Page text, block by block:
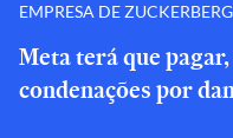
EMPRESA DE ZUCKERBERG
Meta terá que
condenações por